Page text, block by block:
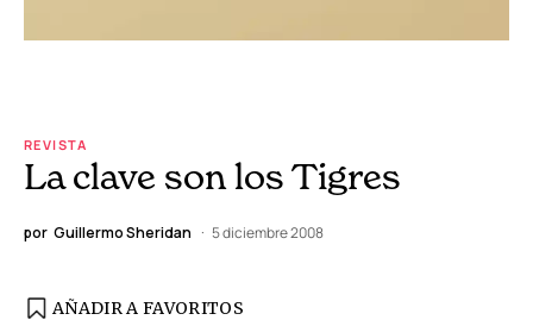
REVISTA
La clave son los Tigres
por Guillermo Sheridan 5 diciembre 2008
AÑADIR A FAVORITOS